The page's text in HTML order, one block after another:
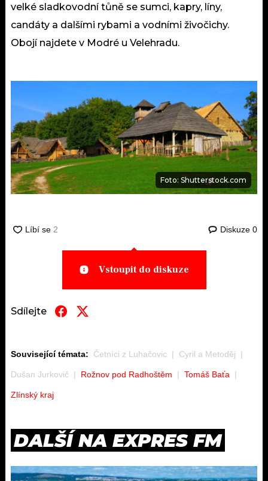
velké sladkovodní tůně se sumci, kapry, líny,
candáty a dalšími rybami a vodními živočichy.
Obojí najdete v Modré u Velehradu.
Foto: Shutterstock.com
Diskuze 0
Vstoupit do diskuze
Sdílejte
Související témata: Četníci z Luhačovic Cyril a Metoděj
Dušan Jurkovič Rožnov pod Radhoštěm Tomáš Baťa
Zlínský kraj
DALŠÍ NA EXPRES FM